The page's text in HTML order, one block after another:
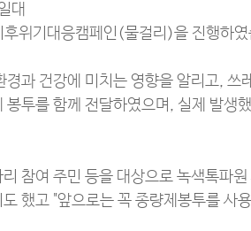
대
위기대응캠페인(물걸리)을 진행하였
경과 건강에 미치는 영향을 알리고,
봉투를 함께 전달하였으며, 실제 발생
참여 주민 등을 대상으로 녹색톡파
했고 "앞으로는 꼭 종량제봉투를 사